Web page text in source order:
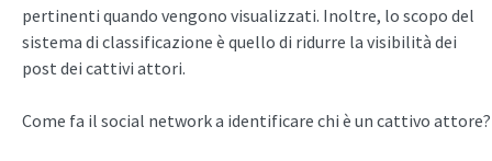
pertinenti quando vengono visualizzati. Inoltre, lo scopo del
sistema di classificazione è quello di ridurre la visibilità dei
post dei cattivi attori.
Come fa il social network a identificare chi è un cattivo attore?